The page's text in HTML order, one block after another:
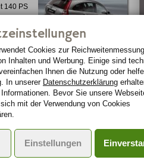
140 PS
CR-V
150 PS
der
zur
Ein-
Cookies zur
Inhalten und Werbung. Einige sind
Ihnen die Nutzung oder
In unserer Datenschutzerklärung
Bevor Sie unsere
mit der Verwendung von Cookies
Einstellungen